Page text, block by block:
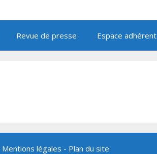
Revue de presse Espace adhérent
Mentions légales - Plan du site